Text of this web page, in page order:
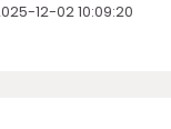
12-02 10:09:20